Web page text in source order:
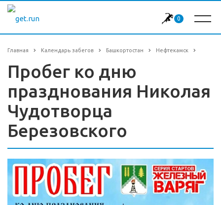
0
Главная Календарь забегов Башкортостан Нефтекамск
Пробег ко дню
празднования Николая
Чудотворца
Березовского